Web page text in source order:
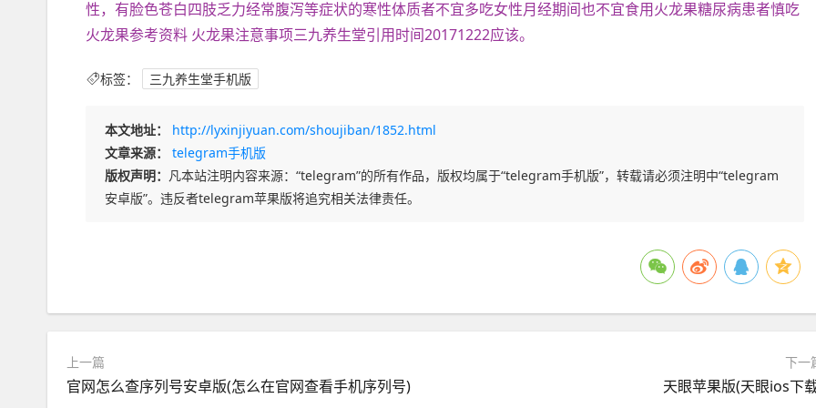
性，有脸色苍白四肢乏力经常腹泻等症状的寒性体质者不宜多吃女性月经期间也不宜食用火龙果糖尿病患者慎吃
火龙果参考资料 火龙果注意事项三九养生堂引用时间20171222应该。
标签： 三九养生堂手机版
本文地址：
http://lyxinjiyuan.com/shoujiban/1852.html
文章来源：
telegram手机版
版权声明： 凡本站注明内容来源：“telegram”的所有作品，版权均属于“telegram手机版”，转载请必须注明中“telegram
安卓版”。违反者telegram苹果版将追究相关法律责任。
上一篇
官网怎么查序列号安卓版(怎么在官网查看手机序列号)
下一
天眼苹果版(天眼ios下